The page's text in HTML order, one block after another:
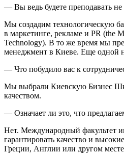
— Вы ведь будете преподавать
Мы создадим технологическую
в маркетинге, рекламе и PR (the
Technology). В то же время мы
менеджмент в Киеве. Еще одной
— Что побудило вас к
Мы выбрали Киевскую Бизнес
качеством.
— Означает ли это, что
Нет. Международный факультет
гарантировать качество и
Греции, Англии или другом